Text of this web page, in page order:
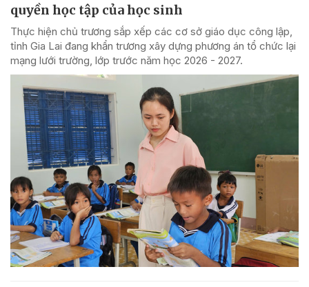
quyền học tập của học sinh
Thực hiện chủ trương sắp xếp các cơ sở giáo dục công lập,
tỉnh Gia Lai đang khẩn trương xây dựng phương án tổ chức lại
mạng lưới trường, lớp trước năm học 2026 - 2027.